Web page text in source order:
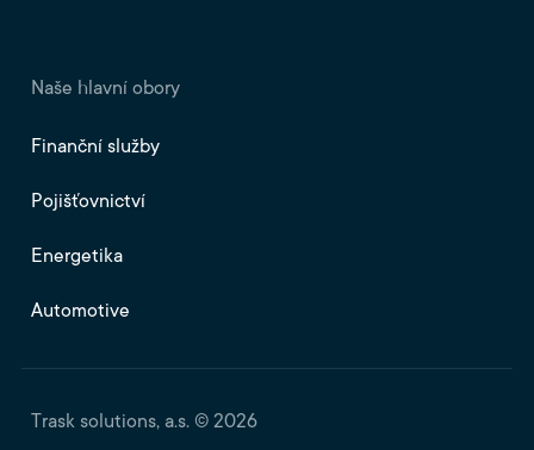
Naše hlavní obory
Finanční služby
Pojišťovnictví
Energetika
Automotive
Trask solutions, a.s. © 2026